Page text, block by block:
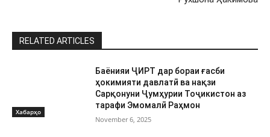
RELATED ARTICLES
Хабарҳо
Баёнияи ҶИРТ дар бораи ғасби
ҳокимияти давлатӣ ва нақзи
Сарқонуни Ҷумҳурии Тоҷикистон аз
тарафи Эмомалӣ Раҳмон
November 6, 2025